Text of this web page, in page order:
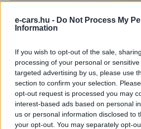
e-cars.hu - Do Not Process My
Information
If you wish to opt-out of the sale,
processing of your personal or
targeted advertising by us, please use
section to confirm your selection.
opt-out request is processed you may
interest-based ads based on personal
us or personal information disclosed to
your opt-out. You may separately opt-
Jeep
Jön a tisztán elektromos
2021-02-09